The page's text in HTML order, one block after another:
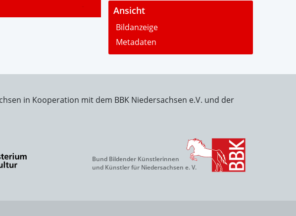
- Ansicht
Bildanzeige
Metadaten
in Kooperation mit dem BBK Niedersachsen e.V. und der
Bund Bildender Künstlerinnen
und Künstler für Niedersachsen e. V.